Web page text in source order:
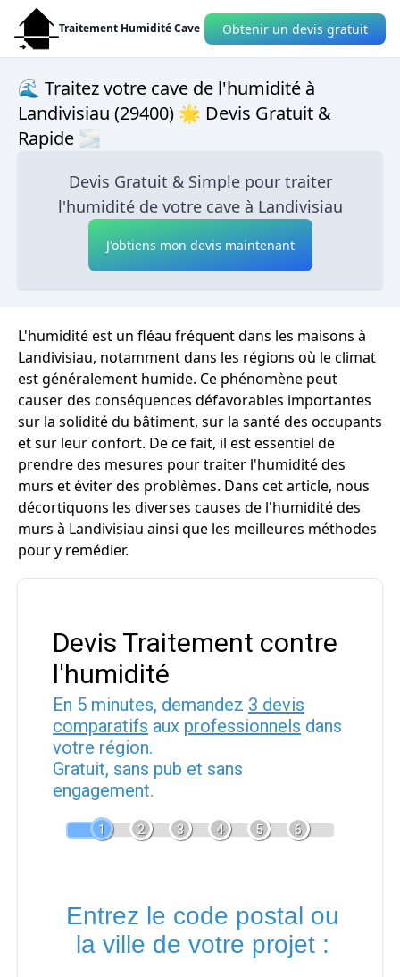
Traitement Humidité Cave Obtenir un devis gratuit
🌊 Traitez votre cave de l'humidité à
Landivisiau (29400) 🌟 Devis Gratuit &
Rapide 🌫
Devis Gratuit & Simple pour traiter
l'humidité de votre cave à Landivisiau
J'obtiens mon devis maintenant
L'humidité est un fléau fréquent dans les maisons à
Landivisiau, notamment dans les régions où le climat
est généralement humide. Ce phénomène peut
causer des conséquences défavorables importantes
sur la solidité du bâtiment, sur la santé des occupants
et sur leur confort. De ce fait, il est essentiel de
prendre des mesures pour traiter l'humidité des
murs et éviter des problèmes. Dans cet article, nous
décortiquons les diverses causes de l'humidité des
murs à Landivisiau ainsi que les meilleures méthodes
pour y remédier.
Devis Traitement contre
l'humidité
En 5 minutes, demandez 3 devis
comparatifs aux professionnels dans
votre région.
Gratuit, sans pub et sans
engagement.
1 2 3 4 5 6
Entrez le code postal ou
la ville de votre projet :